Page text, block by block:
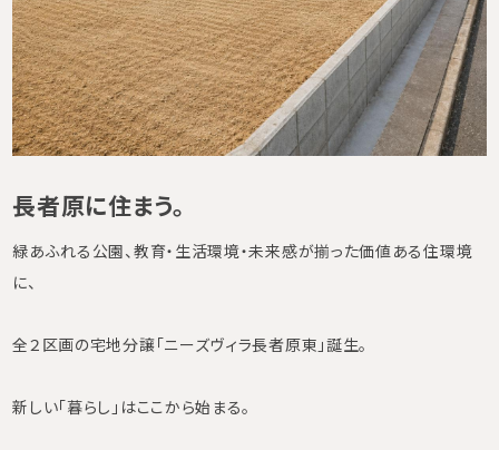
長者原に住まう。
緑あふれる公園、教育・生活環境・未来感が揃った価値ある住環境
に、
全２区画の宅地分譲「ニーズヴィラ長者原東」誕生。
新しい「暮らし」はここから始まる。